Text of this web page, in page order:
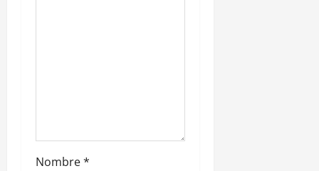
s
Nombre*